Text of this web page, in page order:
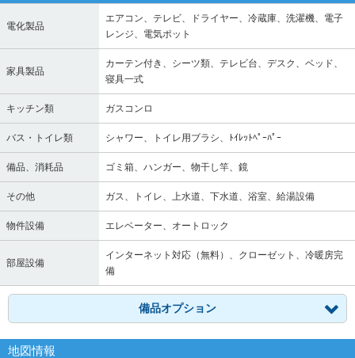
電化製品
エアコン、テレビ、ドライヤー、冷蔵庫、洗濯機、電子
レンジ、電気ポット
家具製品
カーテン付き、シーツ類、テレビ台、デスク、ベッド、
寝具一式
キッチン類 ガスコンロ
バス・トイレ類 シャワー、トイレ用ブラシ、ﾄｲﾚｯﾄﾍﾟｰﾊﾟｰ
備品、消耗品 ゴミ箱、ハンガー、物干し竿、鏡
その他 ガス、トイレ、上水道、下水道、浴室、給湯設備
物件設備 エレベーター、オートロック
部屋設備
インターネット対応（無料）、クローゼット、冷暖房完
備
備品オプション
地図情報